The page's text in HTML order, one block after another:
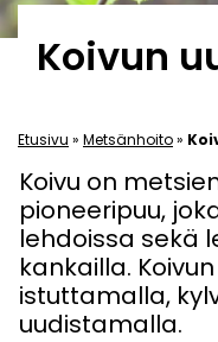
Koivun
Etusivu » Metsänhoito»
Koivu on
pioneeripuu,
lehdoissa sekä
kankailla.
istuttamalla,
uudistamalla.